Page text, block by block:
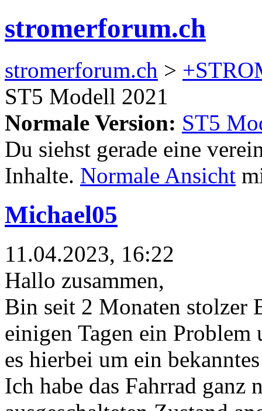
stromerforum.ch
stromerforum.ch >
ST5 Modell 2021
Normale Version: ST5
Du siehst gerade eine
Inhalte. Normale Ansicht
Michael05
11.04.2023, 16:22
Hallo zusammen,
Bin seit 2 Monaten stolzer
einigen Tagen ein
es hierbei um ein
Ich habe das Fahrrad ganz